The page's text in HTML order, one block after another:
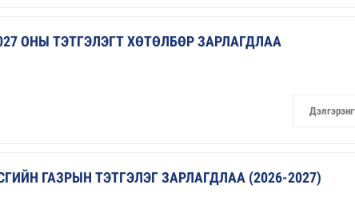
ОНЫ ТЭТГЭЛЭГТ ХӨТӨЛБӨР ЗАРЛАГДЛАА
ГАЗРЫН ТЭТГЭЛЭГ ЗАРЛАГДЛАА (2026-2027)